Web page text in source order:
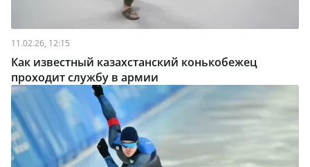
11.02.26, 12:15
Как известный казахстанский конькобежец
проходит службу в армии